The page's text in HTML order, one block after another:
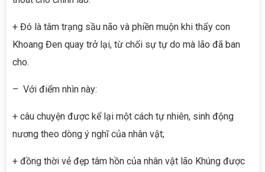
+ Đó là tâm trạng sầu não và phiền muộn khi thấy con
Khoang Đen quay trở lại, từ chối sự tự do mà lão đã ban
cho.
– Với điểm nhìn này:
+ câu chuyện được kể lại một cách tự nhiên, sinh động
nương theo dòng ý nghĩ của nhân vật;
+ đồng thời vẻ đẹp tâm hồn của nhân vật lão Khúng được